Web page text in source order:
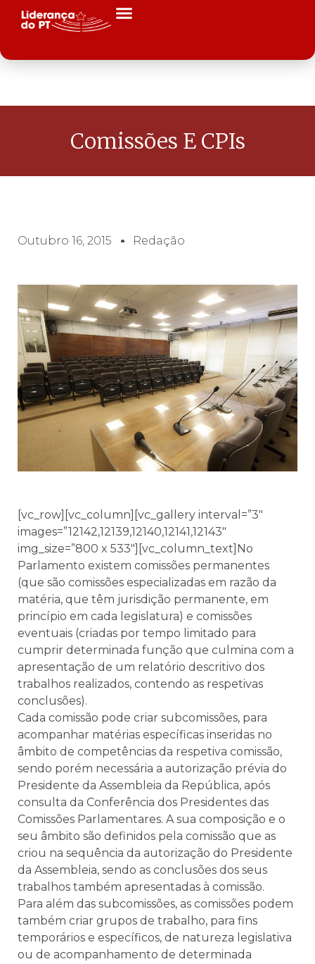
Comissões E CPIs
Outubro 16, 2015 Redação
[vc_row][vc_column][vc_gallery interval=”3″
images=”12142,12139,12140,12141,12143″
img_size=”800 x 533″][vc_column_text]No
Parlamento existem comissões permanentes
(que são comissões especializadas em razão da
matéria, que têm jurisdição permanente, em
princípio em cada legislatura) e comissões
eventuais (criadas por tempo limitado para
cumprir determinada função que culmina com a
apresentação de um relatório descritivo dos
trabalhos realizados, contendo as respetivas
conclusões).
Cada comissão pode criar subcomissões, para
acompanhar matérias específicas inseridas no
âmbito de competências da respetiva comissão,
sendo porém necessária a autorização prévia do
Presidente da Assembleia da República, após
consulta da Conferência dos Presidentes das
Comissões Parlamentares. A sua composição e o
seu âmbito são definidos pela comissão que as
criou na sequência da autorização do Presidente
da Assembleia, sendo as conclusões dos seus
trabalhos também apresentadas à comissão.
Para além das subcomissões, as comissões podem
também criar grupos de trabalho, para fins
temporários e específicos, de natureza legislativa
ou de acompanhamento de determinada